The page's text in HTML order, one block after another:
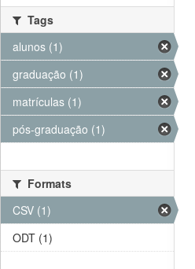
Tags
alunos (1)
graduação (1)
matrículas (1)
pós-graduação (1)
Formats
CSV (1)
ODT (1)